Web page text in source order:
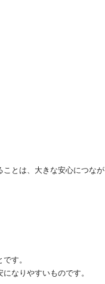
とは、大きな安心につなが
す。
なりやすいものです。